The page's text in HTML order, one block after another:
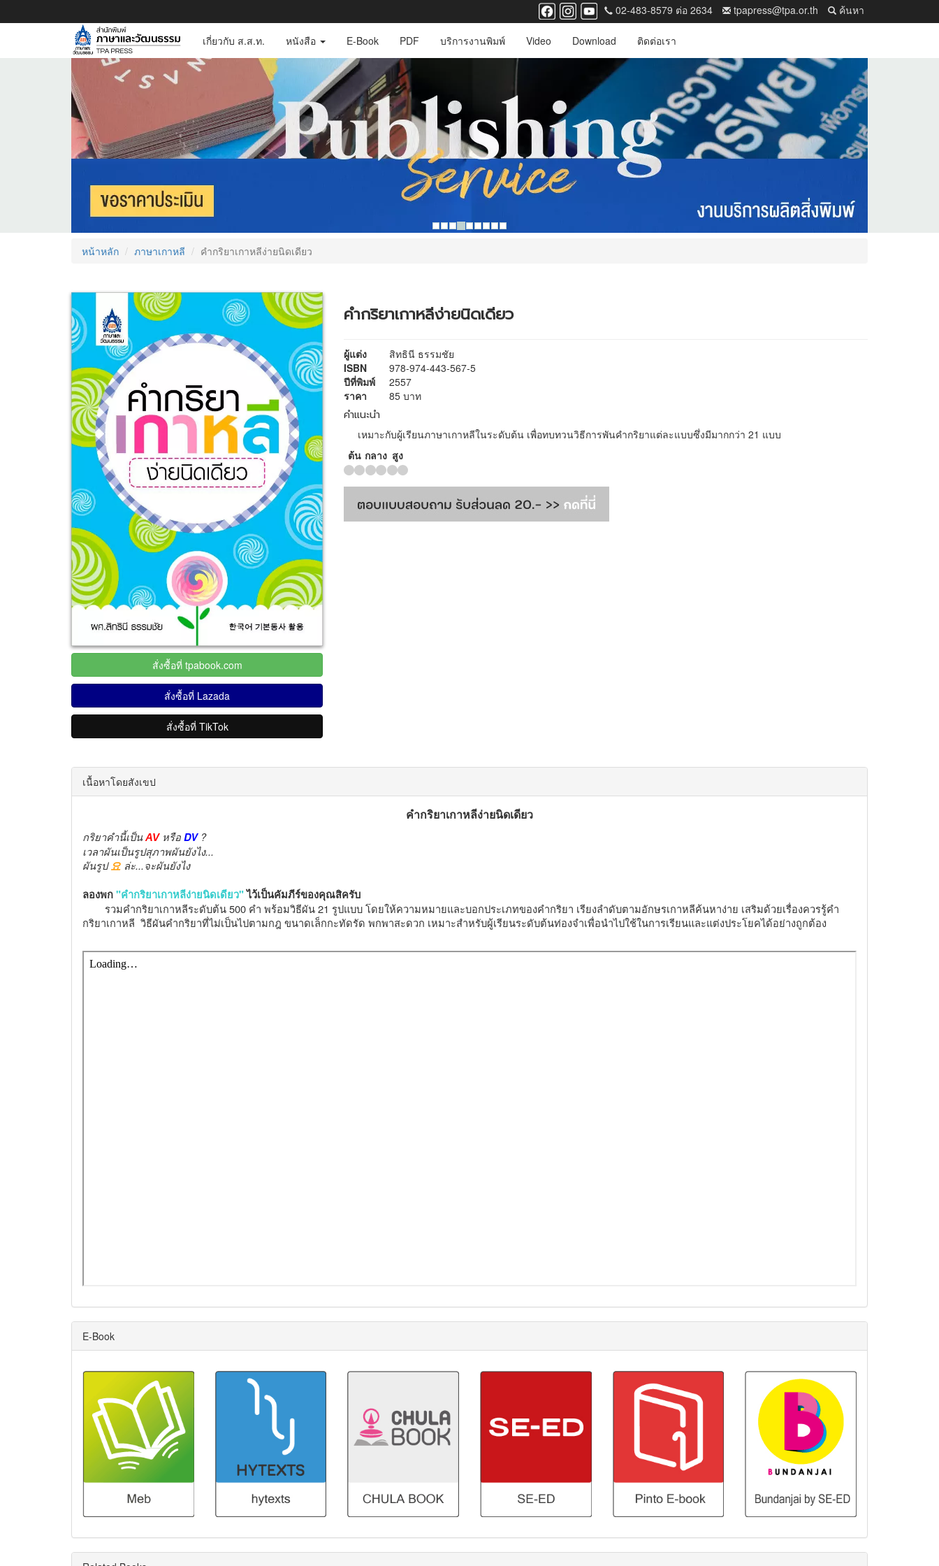
02-483-8579 ต่อ 2634 tpapress@tpa.or.th ค้นหา
เกี่ยวกับ ส.ส.ท. หนังสือ E-Book PDF บริการงานพิมพ์ Video Download ติดต่อเรา
หน้าหลัก ภาษาเกาหลี คำกริยาเกาหลีง่ายนิดเดียว
คำกริยาเกาหลีง่ายนิดเดียว
ผู้แต่ง
สิทธินี ธรรมชัย
ISBN
978-974-443-567-5
ปีที่พิมพ์
2557
ราคา
85 บาท
คำแนะนำ
เหมาะกับผู้เรียนภาษาเกาหลีในระดับต้น เพื่อทบทวนวิธีการพันคำกริยาแต่ละแบบซึ่งมีมากกว่า 21 แบบ
ต้น กลาง สูง
สั่งซื้อที่ tpabook.com
สั่งซื้อที่ Lazada
สั่งซื้อที่ TikTok
เนื้อหาโดยสังเขป
คำกริยาเกาหลีง่ายนิดเดียว
กริยาคำนี้เป็น AVหรือDV?
เวลาผันเป็นรูปสุภาพผันยังไง...
ผันรูป요 ล่ะ...จะผันยังไง
ลองพก"คำกริยาเกาหลีง่ายนิดเดียว"ไว้เป็นคัมภีร์ของคุณสิครับ
รวมคำกริยาเกาหลีระดับต้น 500 คำ พร้อมวิธีผัน 21 รูปแบบ โดยให้ความหมายและบอกประเภทของคำกริยา เรียงลำดับตามอักษรเกาหลีค้นหาง่าย เสริมด้วยเรื่องควรรู้คำ
กริยาเกาหลี วิธีผันคำกริยาที่ไม่เป็นไปตามกฎ ขนาดเล็กกะทัดรัด พกพาสะดวก เหมาะสำหรับผู้เรียนระดับต้นท่องจำเพื่อนำไปใช้ในการเรียนและแต่งประโยคได้อย่างถูกต้อง
E-Book